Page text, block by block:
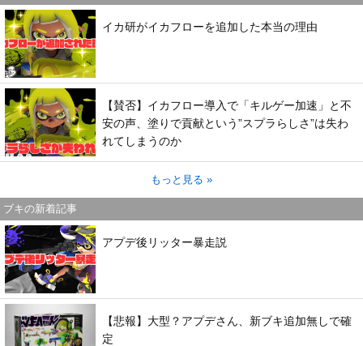
イカ研がイカフローを追加した本当の理由
【賛否】イカフロー導入で「キルゲー加速」と不
安の声、塗りで貢献という”スプラらしさ”は失わ
れてしまうのか
もっと見る »
ブキの新着記事
アプデ後リッター暴走説
【悲報】大型？アプデさん、新ブキ追加無しで確
定